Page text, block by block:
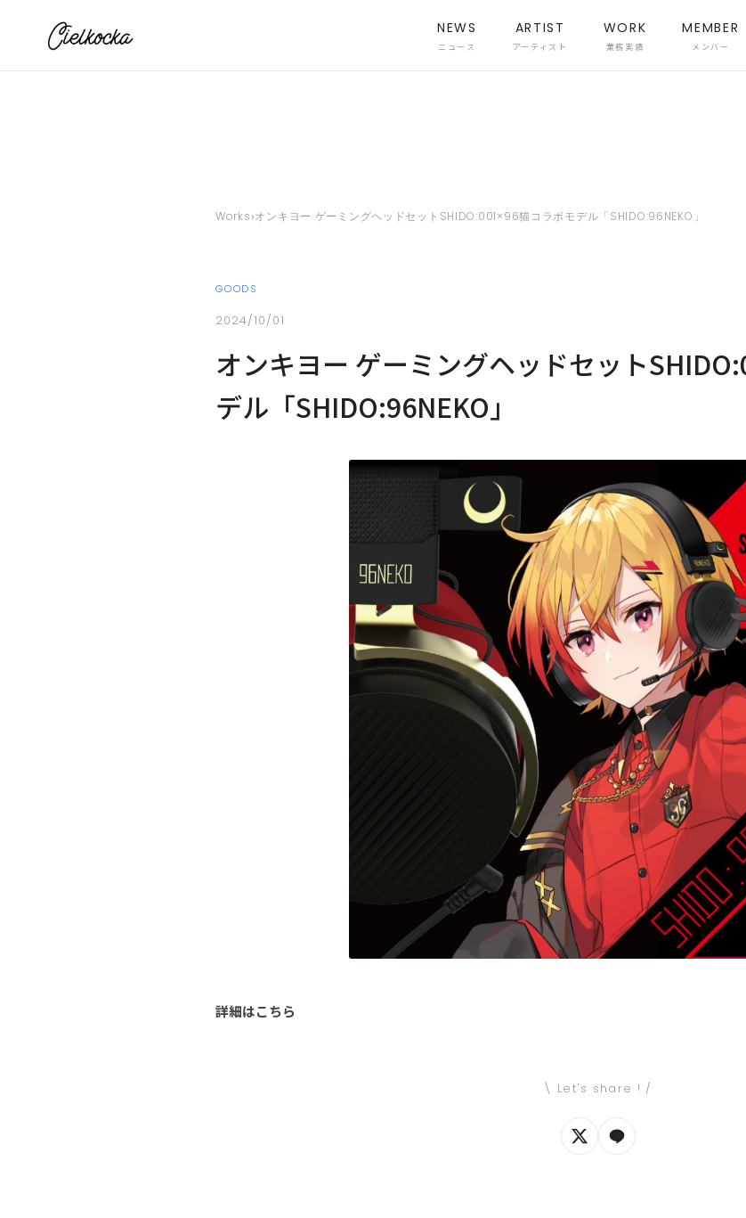
NEWS
ニュース
ARTIST
アーティスト
WORK
業務実績
MEMBER
メンバー
Works›オンキヨー ゲーミングヘッドセットSHIDO:001×96猫コラボモデル「SHIDO:96NEKO」
GOODS
2024/10/01
オンキヨー ゲーミングヘッドセット
デル「SHIDO:96NEKO」
詳細はこちら
\ Let's share ! /